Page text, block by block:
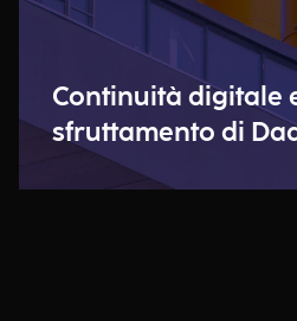
Continuità digitale
sfruttamento di